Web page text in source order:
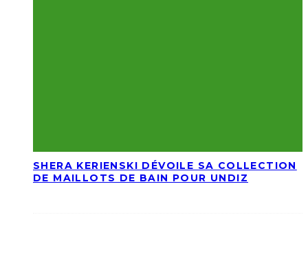
SHERA KERIENSKI DÉVOILE SA COLLECTION
DE MAILLOTS DE BAIN POUR UNDIZ